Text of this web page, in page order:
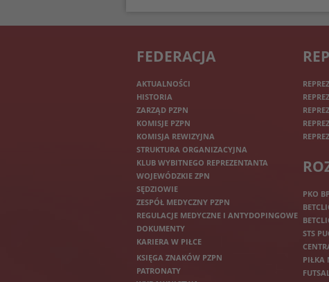
FEDERACJA
AKTUALNOŚCI
HISTORIA
ZARZĄD PZPN
KOMISJE PZPN
KOMISJA REWIZYJNA
STRUKTURA ORGANIZACYJNA
KLUB WYBITNEGO REPREZENTANTA
WOJEWÓDZKIE ZPN
SĘDZIOWIE
ZESPÓŁ MEDYCZNY PZPN
REGULACJE MEDYCZNE I ANTYDOPINGOWE
DOKUMENTY
KARIERA W PIŁCE
KSIĘGA ZNAKÓW PZPN
PATRONATY
PKO
STS
PIŁKA